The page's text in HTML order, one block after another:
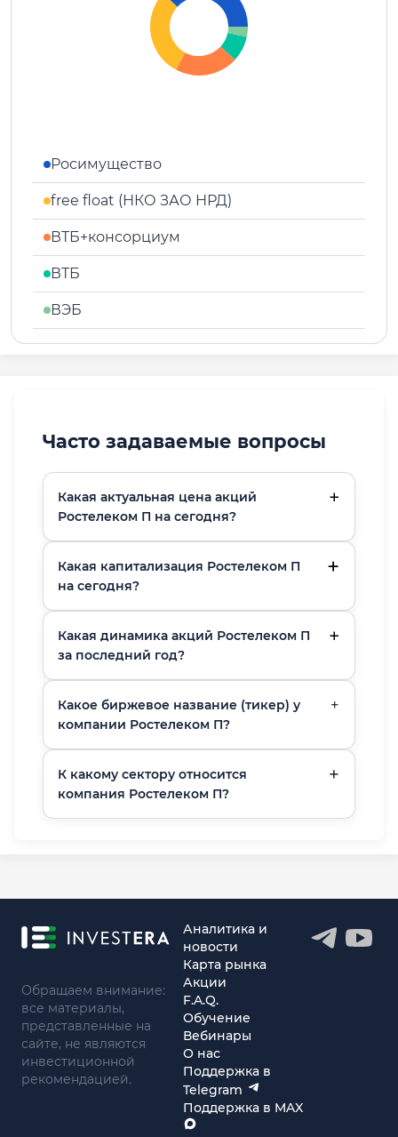
Росимущество
free float (НКО ЗАО НРД)
ВТБ+консорциум
ВТБ
ВЭБ
Часто задаваемые вопросы
Какая актуальная цена акций
Ростелеком П на сегодня?
Какая капитализация Ростелеком П
на сегодня?
Какая динамика акций Ростелеком П
за последний год?
Какое биржевое название (тикер) у
компании Ростелеком П?
К какому сектору относится
компания Ростелеком П?
Обращаем внимание:
все материалы,
представленные на
сайте, не являются
инвестиционной
рекомендацией.
Аналитика и
новости
Карта рынка
Акции
F.A.Q.
Обучение
Вебинары
О нас
Поддержка в
Telegram
Поддержка в MAX